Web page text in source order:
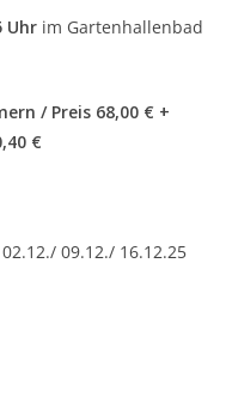
Uhr im Gartenhallenbad
/ Preis 68,00 € +
€
09.12./ 16.12.25